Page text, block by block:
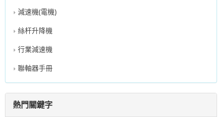
減速機(電機)
絲杆升降機
行業減速機
聯軸器手冊
熱門關鍵字